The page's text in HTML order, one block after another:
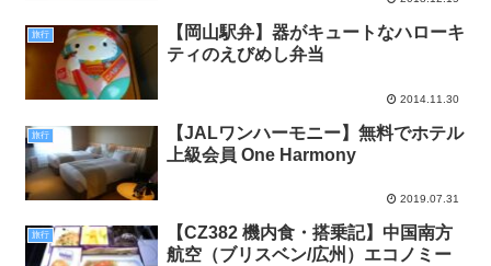
旅行
【岡山駅弁】器がキュートなハローキ
ティのえびめし弁当
2014.11.30
旅行
【JALワンハーモニー】無料でホテル
上級会員 One Harmony
2019.07.31
旅行
【CZ382 機内食・搭乗記】中国南方
航空（ブリスベン/広州）エコノミー